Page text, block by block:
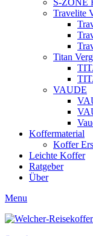
S-ZONE
Travelite
Titan
VAUDE
Koffermaterial
Koffer
Leichte Koffer
Ratgeber
Über
Menu